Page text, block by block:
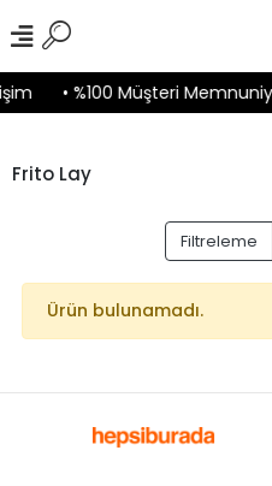
• %100 Müşteri
Frito Lay
Filtreleme
Ürün bulunamadı.